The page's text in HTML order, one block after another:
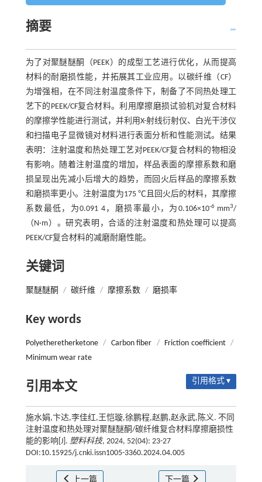
摘要
为了对聚醚醚酮（PEEK）的成型工艺进行优化，从而提高
材料的耐磨损性能，并拓展其工业应用。以碳纤维（CF）
为增强相，在不同注射温度条件下，制备了不同热处理工
艺下的PEEK/CF复合材料。利用摩擦磨损试验机对复合材料
的摩擦学性能进行测试，并利用X-射线衍射仪、白光干涉仪
和扫描电子显微镜对材料进行表面分析和性能测试。结果
表明：注射温度和热处理工艺对PEEK/CF复合材料的物相没
有影响。随着注射温度的增加，样品表面的摩擦系数和磨
损呈现出先减小后增大的趋势，而回火后样品的摩擦系数
和磨损率更小。注射温度为175 ℃且回火后的材料，其摩擦
系数最低，为0.091 4，磨损率最小，为0.106×10-6mm3/
（N·m）。研究表明，合适的注射温度和热处理可以提高
PEEK/CF复合材料的减磨耐磨性能。
关键词
聚醚醚酮 / 碳纤维 / 摩擦系数 / 磨损率
Key words
Polyetheretherketone / Carbon fiber / Friction coefficient /
Minimum wear rate
引用本文 引用格式 ▾
施水娟,卞达,李佳红,王恺璇,徐鹏程,赵鹏,赵永武,陈义. 不同
注射温度和热处理对聚醚醚酮/碳纤维复合材料摩擦磨损性
能的影响[J]. 塑料科技, 2024, 52(04): 23-27
DOI:10.15925/j.cnki.issn1005-3360.2024.04.005
上一篇 下一篇